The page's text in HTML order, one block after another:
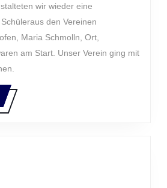
den Vereinen
Maria Schmolln, Ort,
am Start. Unser Verein ging mit